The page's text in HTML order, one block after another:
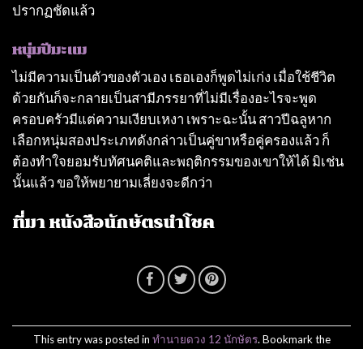
ปรากฏชัดแล้ว
หนุ่มปีมะแม
ไม่มีความเป็นตัวของตัวเอง เธอเองก็พูดไม่เก่ง เมื่อใช้ชีวิต
ด้วยกันก็จะกลายเป็นสามีภรรยาที่ไม่มีเรื่องอะไรจะพูด
ครอบครัวมีแต่ความเงียบเหงา เพราะฉะนั้น สาวปีฉลูหาก
เลือกหนุ่มสองประเภทดังกล่าวเป็นคู่ขาหรือคู่ครองแล้ว ก็
ต้องทําใจยอมรับทัศนคติและพฤติกรรมของเขาให้ได้ มิเช่น
นั้นแล้ว ขอให้พยายามเลี่ยงจะดีกว่า
ที่มา หนังสือนักษัตรนำโชค
This entry was posted in ทำนายดวง 12 นักษัตร. Bookmark the